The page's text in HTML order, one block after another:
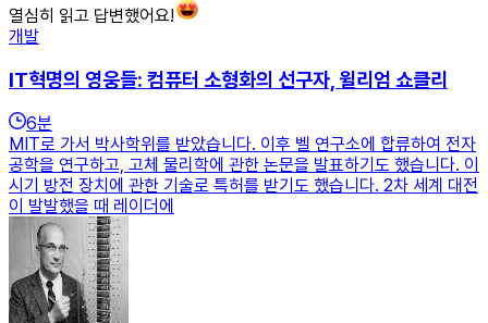
열심히 읽고 답변했어요!
개발
IT혁명의 영웅들: 컴퓨터 소형화의 선구자, 윌리엄 쇼클리
6분
MIT로 가서 박사학위를 받았습니다. 이후 벨 연구소에 합류하여 전자
공학을 연구하고, 고체 물리학에 관한 논문을 발표하기도 했습니다. 이
시기 방전 장치에 관한 기술로 특허를 받기도 했습니다. 2차 세계 대전
이 발발했을 때 레이더에